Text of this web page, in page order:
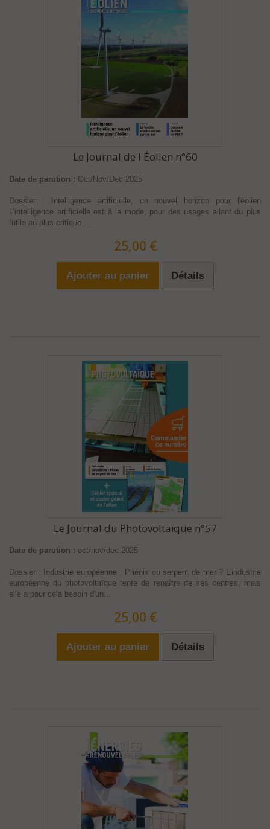
Le Journal de l'Éolien n°60
Date de parution : Oct/Nov/Dec 2025
Dossier : Intelligence artificielle, un nouvel horizon pour l'éolien
L’intelligence artificielle est à la mode, pour des usages allant du plus
futile au plus critique....
25,00 €
Ajouter au panier Détails
Le Journal du Photovoltaïque n°57
Date de parution : oct/nov/dec.2025
Dossier : Industrie européenne : Phénix ou serpent de mer ? L'industrie
européenne du photovoltaïque tente de renaître de ses centres, mais
elle a pour cela besoin d'un...
25,00 €
Ajouter au panier Détails